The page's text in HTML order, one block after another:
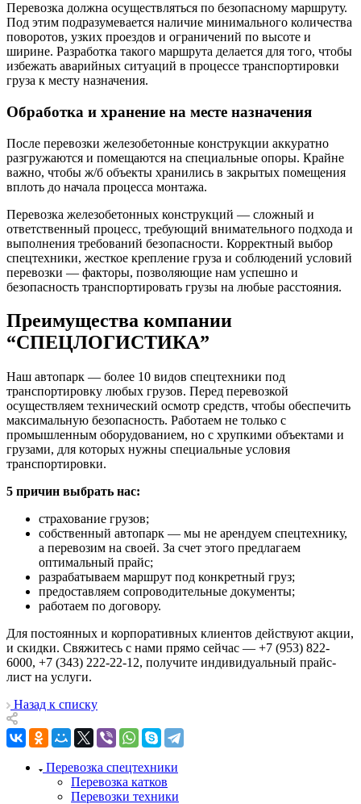
Перевозка должна осуществляться по безопасному маршруту.
Под этим подразумевается наличие минимального количества
поворотов, узких проездов и ограничений по высоте и
ширине. Разработка такого маршрута делается для того, чтобы
избежать аварийных ситуаций в процессе транспортировки
груза к месту назначения.
Обработка и хранение на месте назначения
После перевозки железобетонные конструкции аккуратно
разгружаются и помещаются на специальные опоры. Крайне
важно, чтобы ж/б объекты хранились в закрытых помещения
вплоть до начала процесса монтажа.
Перевозка железобетонных конструкций — сложный и
ответственный процесс, требующий внимательного подхода и
выполнения требований безопасности. Корректный выбор
спецтехники, жесткое крепление груза и соблюдений условий
перевозки — факторы, позволяющие нам успешно и
безопасность транспортировать грузы на любые расстояния.
Преимущества компании
“СПЕЦЛОГИСТИКА”
Наш автопарк — более 10 видов спецтехники под
транспортировку любых грузов. Перед перевозкой
осуществляем технический осмотр средств, чтобы обеспечить
максимальную безопасность. Работаем не только с
промышленным оборудованием, но с хрупкими объектами и
грузами, для которых нужны специальные условия
транспортировки.
5 причин выбрать нас:
страхование грузов;
собственный автопарк — мы не арендуем спецтехнику,
а перевозим на своей. За счет этого предлагаем
оптимальный прайс;
разрабатываем маршрут под конкретный груз;
предоставляем сопроводительные документы;
работаем по договору.
Для постоянных и корпоративных клиентов действуют акции,
и скидки. Свяжитесь с нами прямо сейчас — +7 (953) 822-
6000, +7 (343) 222-22-12, получите индивидуальный прайс-
лист на услуги.
Назад к списку
Перевозка спецтехники
Перевозка катков
Перевозки техники